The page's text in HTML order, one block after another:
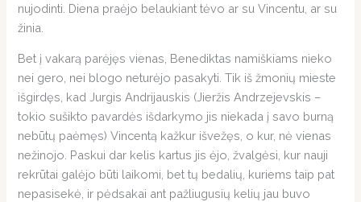
nujodinti. Diena praėjo belaukiant tėvo ar su Vincentu, ar su
žinia.
Bet į vakarą parėjęs vienas, Benediktas namiškiams nieko
nei gero, nei blogo neturėjo pasakyti. Tik iš žmonių mieste
išgirdęs, kad Jurgis Andrijauskis (Jieržis Andrzejevskis –
tokio sušikto pavardės išdarkymo jis niekada į savo burną
nebūtų paėmęs) Vincentą kažkur išvežęs, o kur, nė vienas
nežinojo. Paskui dar kelis kartus jis ėjo, žvalgėsi, kur nauji
rekrūtai galėjo būti laikomi, bet tų bedalių, kuriems taip pat
nepasisekė, ir pėdsakai ant pažliugusių kelių jau buvo